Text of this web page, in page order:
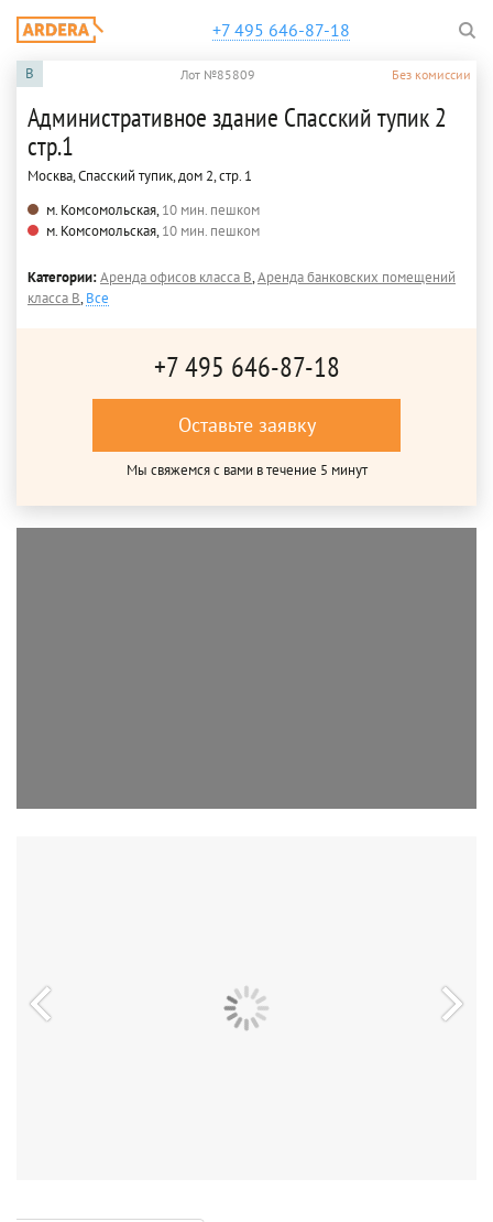
+7 495 646-87-18
B Лот №85809 Без комиссии
Административное здание Спасский тупик 2
стр.1
Москва, Спасский тупик, дом 2, стр. 1
м. Комсомольская,10 мин. пешком
м. Комсомольская,10 мин. пешком
Категории:Аренда офисов класса B,Аренда банковских помещений
класса B,Все
+7 495 646-87-18
Оставьте заявку
Мы свяжемся с вами в течение 5 минут